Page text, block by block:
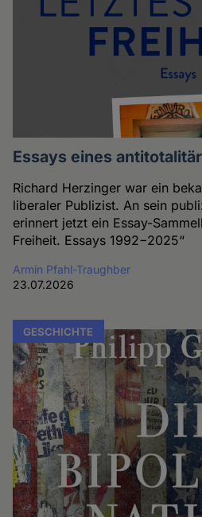
Essays eines
Richard Herzinger war ein
liberaler Publizist. An sein
erinnert jetzt ein Essay-
Freiheit. Essays 1992−2025“
Armin Pfahl-Traughber
23.07.2026
GESCHICHTE